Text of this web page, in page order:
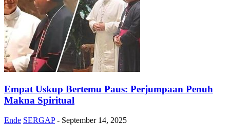
Empat Uskup Bertemu Paus: Perjumpaan Penuh
Makna Spiritual
Ende SERGAP - September 14, 2025